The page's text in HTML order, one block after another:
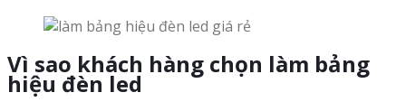
Vì sao khách hàng chọn làm bảng
hiệu đèn led